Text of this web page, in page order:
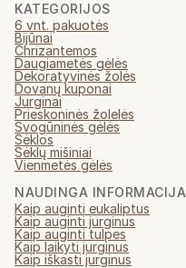
KATEGORIJOS
6 vnt. pakuotės
Bijūnai
Chrizantemos
Daugiametės gėlės
Dekoratyvinės žolės
Dovanų kuponai
Jurginai
Prieskoninės žolelės
Svogūninės gėlės
Sėklos
Sėklų mišiniai
Vienmetės gėlės
NAUDINGA INFORMACIJA
Kaip auginti eukaliptus
Kaip auginti jurginus
Kaip auginti tulpes
Kaip laikyti jurginus
Kaip iškasti jurginus